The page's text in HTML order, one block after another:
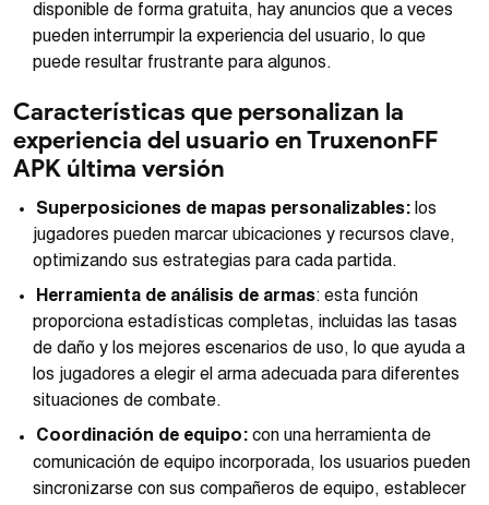
disponible de forma gratuita, hay anuncios que a veces
pueden interrumpir la experiencia del usuario, lo que
puede resultar frustrante para algunos.
Características que personalizan la
experiencia del usuario en TruxenonFF
APK última versión
Superposiciones de mapas personalizables: los
jugadores pueden marcar ubicaciones y recursos clave,
optimizando sus estrategias para cada partida.
Herramienta de análisis de armas: esta función
proporciona estadísticas completas, incluidas las tasas
de daño y los mejores escenarios de uso, lo que ayuda a
los jugadores a elegir el arma adecuada para diferentes
situaciones de combate.
Coordinación de equipo: con una herramienta de
comunicación de equipo incorporada, los usuarios pueden
sincronizarse con sus compañeros de equipo, establecer